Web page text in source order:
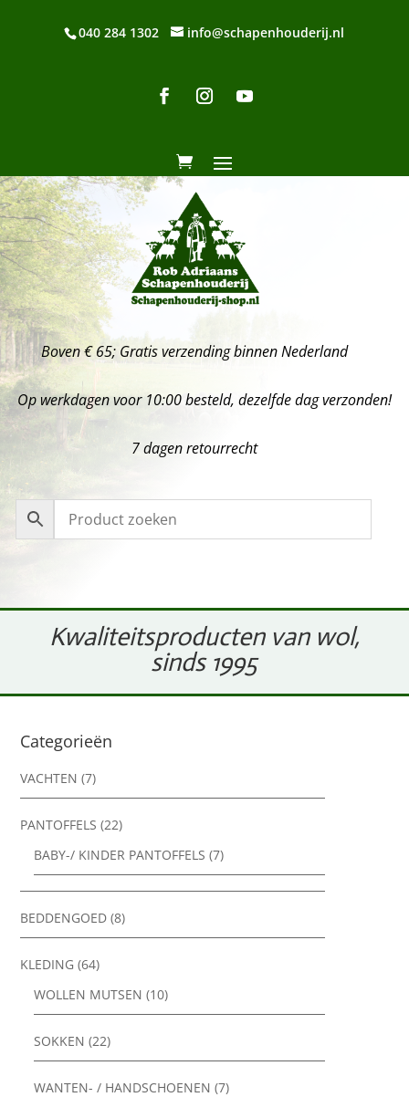
040 284 1302 info@schapenhouderij.nl
Boven € 65; Gratis verzending binnen Nederland
Op werkdagen voor 10:00 besteld, dezelfde dag verzonden!
7 dagen retourrecht
Kwaliteitsproducten van wol,
sinds 1995
Categorieën
VACHTEN (7)
PANTOFFELS (22)
BABY-/ KINDER PANTOFFELS (7)
BEDDENGOED (8)
KLEDING (64)
WOLLEN MUTSEN (10)
SOKKEN (22)
WANTEN- / HANDSCHOENEN (7)